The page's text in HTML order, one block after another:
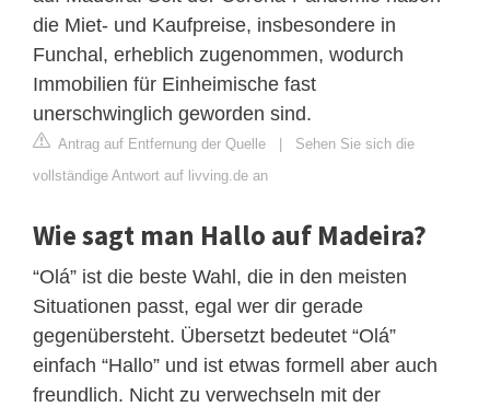
die Miet- und Kaufpreise, insbesondere in
Funchal, erheblich zugenommen, wodurch
Immobilien für Einheimische fast
unerschwinglich geworden sind.
Antrag auf Entfernung der Quelle | Sehen Sie sich die
vollständige Antwort auf livving.de an
Wie sagt man Hallo auf Madeira?
“Olá” ist die beste Wahl, die in den meisten
Situationen passt, egal wer dir gerade
gegenübersteht. Übersetzt bedeutet “Olá”
einfach “Hallo” und ist etwas formell aber auch
freundlich. Nicht zu verwechseln mit der